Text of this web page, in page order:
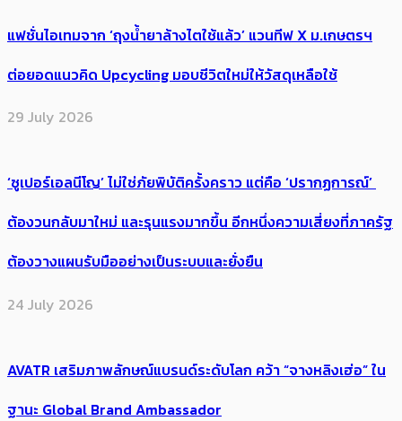
แฟชั่นไอเทมจาก ‘ถุงน้ำยาล้างไตใช้แล้ว’ แวนทีฟ X ม.เกษตรฯ
ต่อยอดแนวคิด Upcycling มอบชีวิตใหม่ให้วัสดุเหลือใช้
29 July 2026
‘ซูเปอร์เอลนีโญ’ ไม่ใช่ภัยพิบัติครั้งคราว แต่คือ ‘ปรากฏการณ์’ ​
ต้อง​วนกลับมาใหม่ และรุนแรงมากขึ้น อีกหนึ่งความเสี่ยงที่ภาครัฐ
ต้องวางแผนรับมืออย่างเป็นระบบและยั่งยืน
24 July 2026
AVATR เสริมภาพลักษณ์แบรนด์ระดับโลก คว้า “จางหลิงเฮ่อ” ใน
ฐานะ Global Brand Ambassador